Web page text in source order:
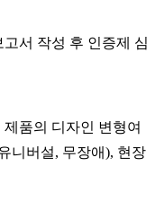
서 작성 후 인증제 심
품의 디자인 변형여
니버설, 무장애), 현장